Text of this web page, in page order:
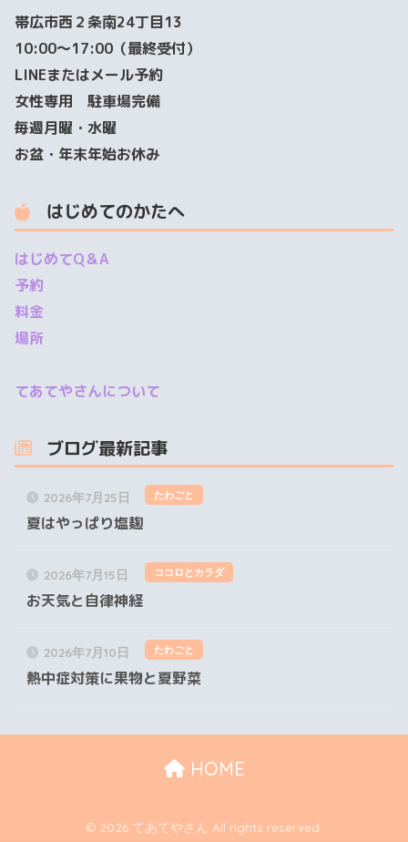
帯広市西２条南24丁目13
10:00～17:00（最終受付）
LINEまたはメール予約
女性専用 駐車場完備
毎週月曜・水曜
お盆・年末年始お休み
はじめてのかたへ
はじめてQ＆A
予約
料金
場所
てあてやさんについて
ブログ最新記事
2026年7月25日
夏はやっぱり塩麹
たわごと
2026年7月15日
お天気と自律神経
ココロとカラダ
2026年7月10日
熱中症対策に果物と夏野菜
たわごと
HOME
© 2026 てあてやさん All rights reserved.